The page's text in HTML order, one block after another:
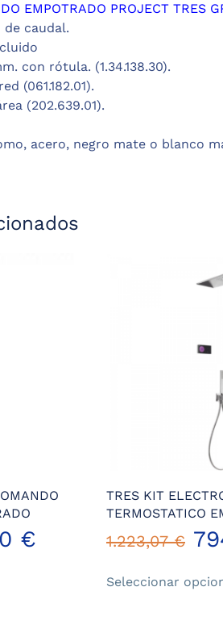
EMPOTRADO PROJECT TRES
caudal.
con rótula. (1.34.138.30).
(061.182.01).
(202.639.01).
acero, negro mate o blanco
€
TRES KIT
TERMOSTATICO
1.223,07€
Seleccionar